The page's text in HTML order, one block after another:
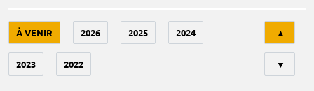
À VENIR 2026 2025 2024
2023 2022
▲
▼